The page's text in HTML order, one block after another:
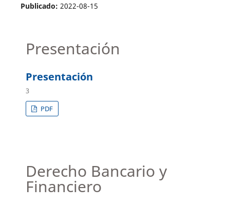
Publicado: 2022-08-15
Presentación
Presentación
3
PDF
Derecho Bancario y
Financiero